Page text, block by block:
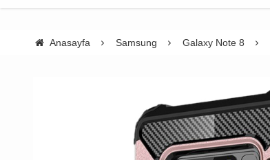
Anasayfa Samsung Galaxy Note 8